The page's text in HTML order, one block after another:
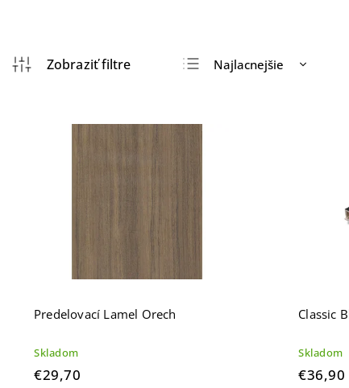
Najlacnejšie
Predelovací Lamel Orech
Skladom
€29,70
Classic
Skladom
€36,90